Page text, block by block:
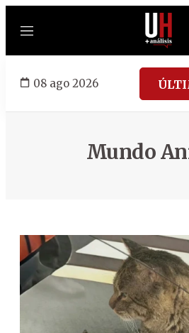
Menú
08 ago 2026
Mundo